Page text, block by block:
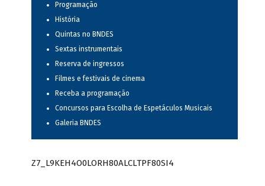
Programação
História
Quintas no BNDES
Sextas instrumentais
Reserva de ingressos
Filmes e festivais de cinema
Receba a programação
Concursos para Escolha de Espetáculos Musicais
Galeria BNDES
Z7_L9KEH4O0LORH80ALCLTPF80SI4